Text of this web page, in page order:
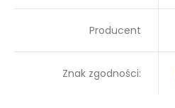
Producent
Znak zgodności: